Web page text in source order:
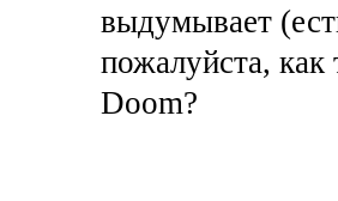
выдумывает
пожалуйста,
Doom?